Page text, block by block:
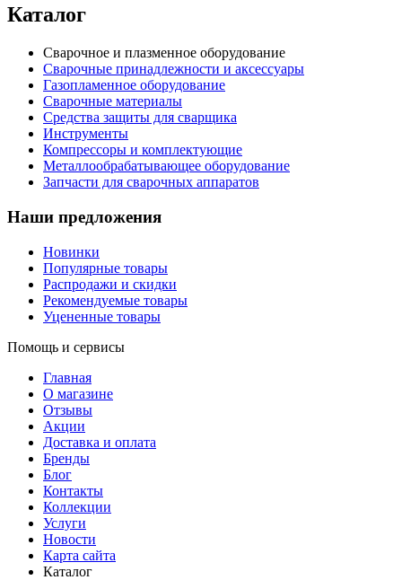
Каталог
Сварочное и плазменное оборудование
Сварочные принадлежности и аксессуары
Газопламенное оборудование
Сварочные материалы
Средства защиты для сварщика
Инструменты
Компрессоры и комплектующие
Металлообрабатывающее оборудование
Запчасти для сварочных аппаратов
Наши предложения
Новинки
Популярные товары
Распродажи и скидки
Рекомендуемые товары
Уцененные товары
Помощь и сервисы
Главная
О магазине
Отзывы
Акции
Доставка и оплата
Бренды
Блог
Контакты
Коллекции
Услуги
Новости
Карта сайта
Каталог